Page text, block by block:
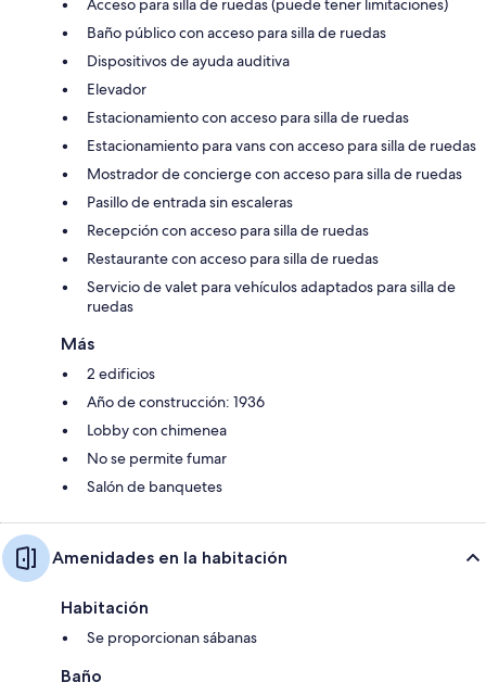
Acceso para silla de ruedas (puede tener limitaciones)
Baño público con acceso para silla de ruedas
Dispositivos de ayuda auditiva
Elevador
Estacionamiento con acceso para silla de ruedas
Estacionamiento para vans con acceso para silla de ruedas
Mostrador de concierge con acceso para silla de ruedas
Pasillo de entrada sin escaleras
Recepción con acceso para silla de ruedas
Restaurante con acceso para silla de ruedas
Servicio de valet para vehículos adaptados para silla de
ruedas
Más
2 edificios
Año de construcción: 1936
Lobby con chimenea
No se permite fumar
Salón de banquetes
Amenidades en la habitación
Habitación
Se proporcionan sábanas
Baño